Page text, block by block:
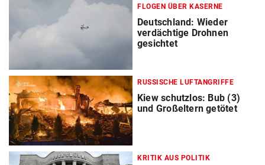
FLOGEN ÜBER KASERNE
Deutschland: Wieder
verdächtige Drohnen
gesichtet
RUSSISCHE LUFTANGRIFFE
Kiew schutzlos: Bub (3)
und Großeltern getötet
KRITIK AUS POLITIK